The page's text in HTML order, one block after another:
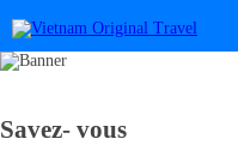
Savez- vous